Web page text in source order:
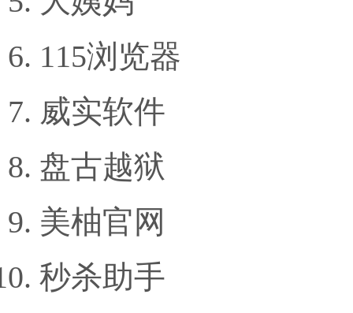
115浏览器
威实软件
盘古越狱
美柚官网
秒杀助手